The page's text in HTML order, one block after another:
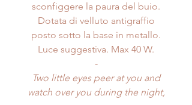
sconfiggere la paura del buio.
Dotata di velluto antigraffio
posto sotto la base in metallo.
Luce suggestiva. Max 40 W.
-
Two little eyes peer at you and
watch over you during the night,